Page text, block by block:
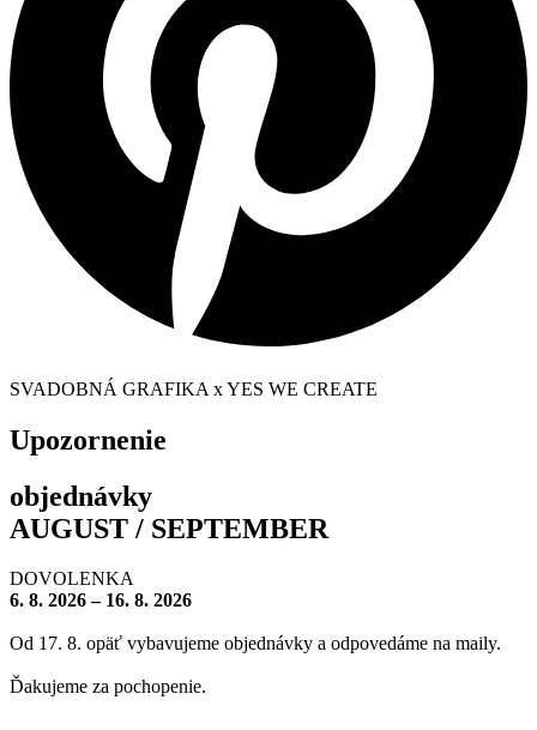
SVADOBNÁ GRAFIKA x YES WE CREATE
Upozornenie
objednávky
AUGUST / SEPTEMBER
DOVOLENKA
6. 8. 2026 – 16. 8. 2026
Od 17. 8. opäť vybavujeme objednávky a odpovedáme na maily.
Ďakujeme za pochopenie.